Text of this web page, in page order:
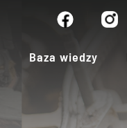
Baza wiedzy